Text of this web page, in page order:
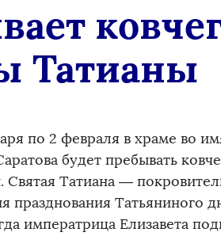
Татианы
по 2 февраля в храме во
будет пребывать
Святая Татиана —
празднования Татьяниного
императрица Елизавета